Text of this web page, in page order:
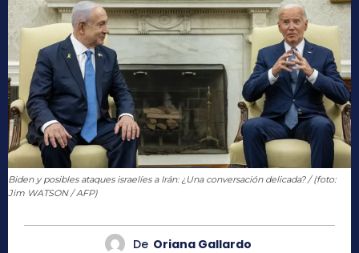
Biden y posibles ataques israelíes a Irán: ¿Una conversación delicada? / (foto:
Jim WATSON / AFP)
De Oriana Gallardo